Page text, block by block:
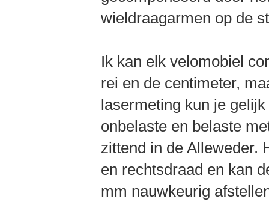
wieldraagarmen op de
Ik kan elk velomobiel
rei en de centimeter,
lasermeting kun je
onbelaste en belaste
zittend in de Alleweder.
en rechtsdraad en kan
mm nauwkeurig